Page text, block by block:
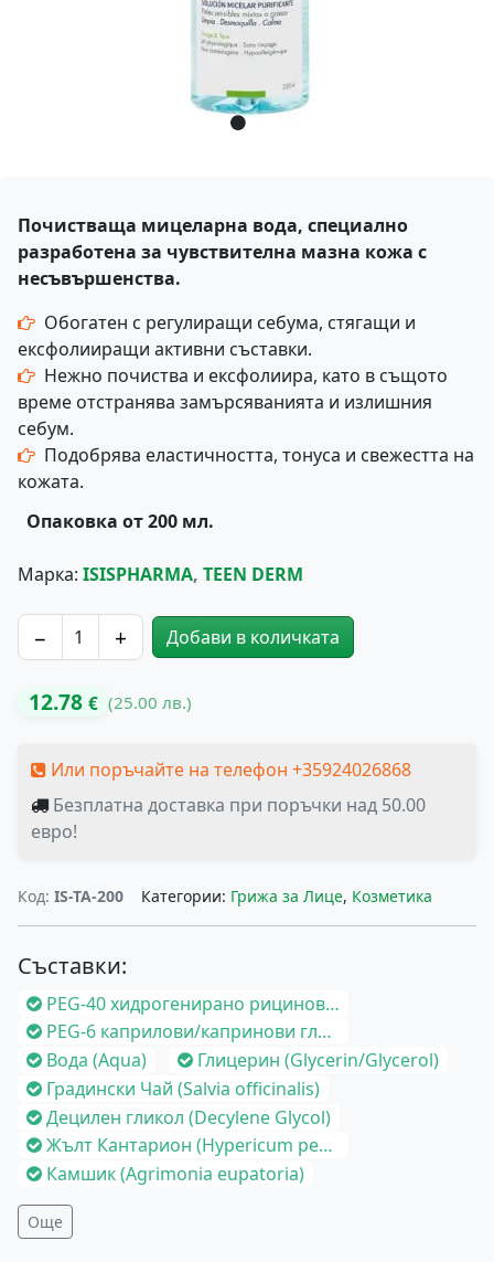
Почистваща мицеларна вода, специално
разработена за чувствителна мазна кожа с
несъвършенства.
Обогатен с регулиращи себума, стягащи и
ексфолииращи активни съставки.
Нежно почиства и ексфолиира, като в същото
време отстранява замърсяванията и излишния
себум.
Подобрява еластичността, тонуса и свежестта на
кожата.
Опаковка от 200 мл.
Марка: ISISPHARMA, TEEN DERM
количество за TEEN DERM - Почистваща Мицеларна
− + Добави в количката
12.78 € (25.00 лв.)
Или поръчайте на телефон +35924026868
Безплатна доставка при поръчки над 50.00
евро!
Код: IS-TA-200 Категории: Грижа за Лице, Козметика
Съставки:
PEG-40 хидрогенирано рициново масло (PEG-40 Hydrogenated Castor Oil)
PEG-6 каприлови/капринови глицериди (PEG-6 Caprylic/Capric Glycerides)
Вода (Aqua)
Глицерин (Glycerin/Glycerol)
Градински Чай (Salvia officinalis)
Децилен гликол (Decylene Glycol)
Жълт Кантарион (Hypericum perforatum)
Камшик (Agrimonia eupatoria)
Още